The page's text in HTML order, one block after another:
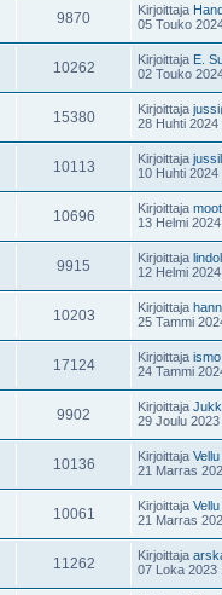
9870 Kirjoittaja
05 Touko
10262 Kirjoittaja E.
02 Touko
15380 Kirjoittaja
28 Huhti 2024
10113 Kirjoittaja
10 Huhti 2024
10696 Kirjoittaja
13 Helmi
9915 Kirjoittaja
12 Helmi
10203 Kirjoittaja
25 Tammi
17124 Kirjoittaja ismo
24 Tammi
9902 Kirjoittaja
29 Joulu
10136 Kirjoittaja Vellu
21 Marras
10061 Kirjoittaja Vellu
21 Marras
11262 Kirjoittaja
07 Loka 2023